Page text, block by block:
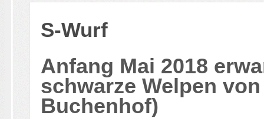
S-Wurf
Anfang Mai 2018
schwarze Welpen
Buchenhof)